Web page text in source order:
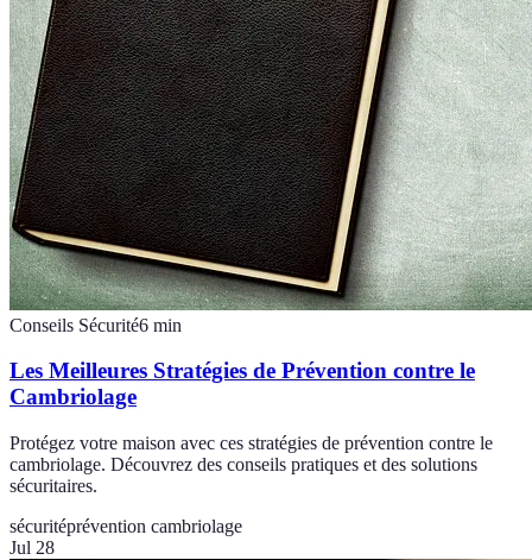
Conseils Sécurité6 min
Les Meilleures Stratégies de Prévention contre le
Cambriolage
Protégez votre maison avec ces stratégies de prévention contre le
cambriolage. Découvrez des conseils pratiques et des solutions
sécuritaires.
sécuritéprévention cambriolage
Jul 28